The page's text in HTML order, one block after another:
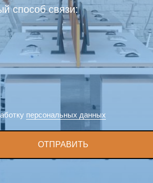
способ связи:
персональных данных
ОТПРАВИТЬ